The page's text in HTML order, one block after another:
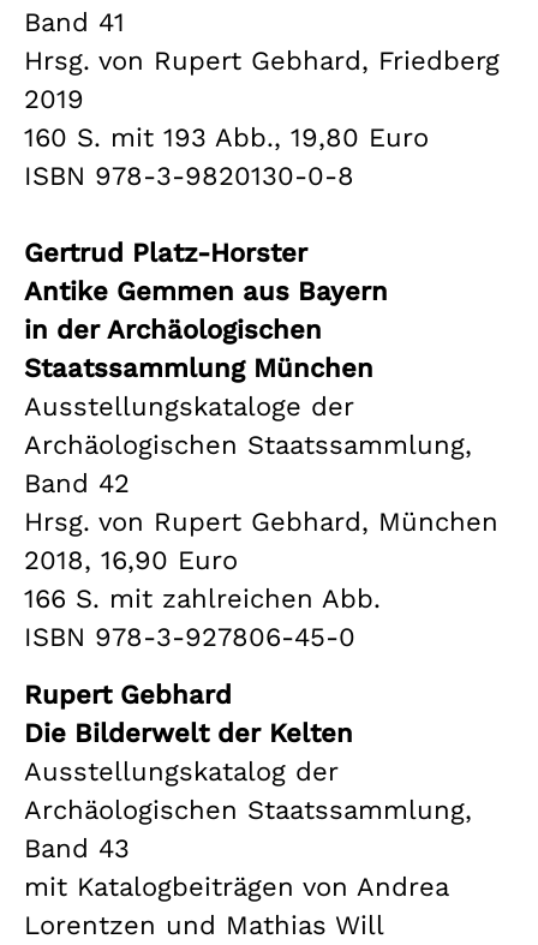
Band 41
Hrsg. von Rupert Gebhard, Friedberg
2019
160 S. mit 193 Abb., 19,80 Euro
ISBN 978-3-9820130-0-8
Gertrud Platz-Horster
Antike Gemmen aus Bayern
in der Archäologischen
Staatssammlung München
Ausstellungskataloge der
Archäologischen Staatssammlung,
Band 42
Hrsg. von Rupert Gebhard, München
2018, 16,90 Euro
166 S. mit zahlreichen Abb.
ISBN 978-3-927806-45-0
Rupert Gebhard
Die Bilderwelt der Kelten
Ausstellungskatalog der
Archäologischen Staatssammlung,
Band 43
mit Katalogbeiträgen von Andrea
Lorentzen und Mathias Will